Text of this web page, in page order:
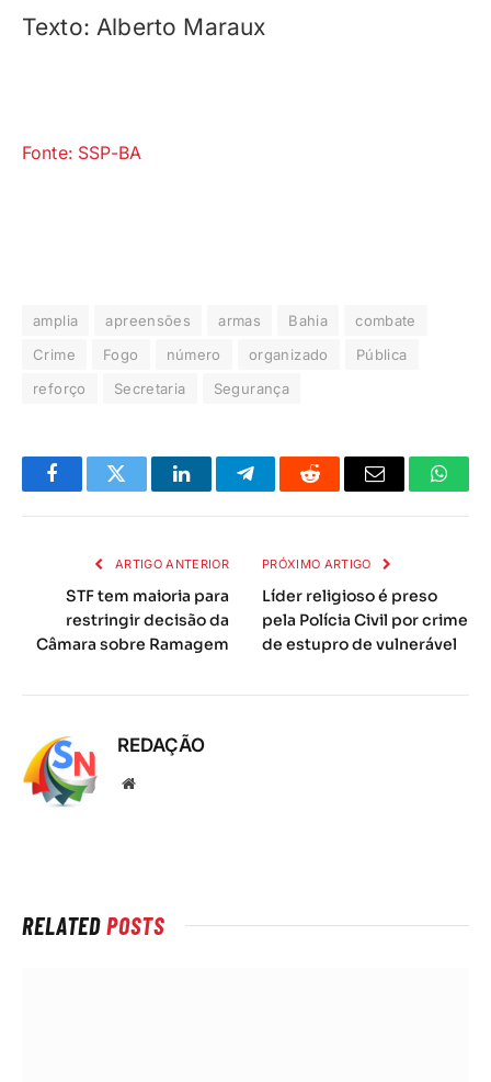
Texto: Alberto Maraux
Fonte: SSP-BA
amplia apreensões armas Bahia
combate
Crime
Fogo número organizado
Pública
reforço
Secretaria Segurança
FacebookTwitter LinkedInTelegramaReddit
E-
ARTIGO ANTERIOR
STF tem maioria para
restringir decisão da
Câmara sobre Ramagem
PRÓXIMO ARTIGO
Líder religioso é preso
pela Polícia Civil por crime
de estupro de vulnerável
REDAÇÃO
Local
RELATEDPOSTS